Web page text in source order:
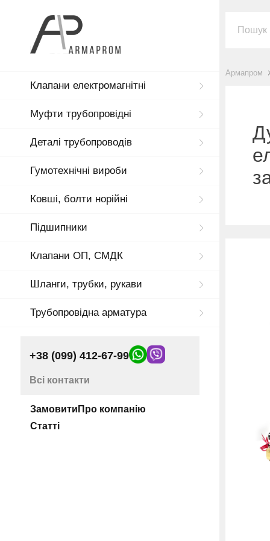
Клапани електромагнітні
Муфти трубопровідні
Деталі трубопроводів
Гумотехнічні вироби
Ковші, болти норійні
Підшипники
Клапани ОП, СМДК
Шланги, трубки, рукави
Трубопровідна арматура
+38 (099) 412-67-99
Всі контакти
Замовити
Статті
Про компанію
Армапром